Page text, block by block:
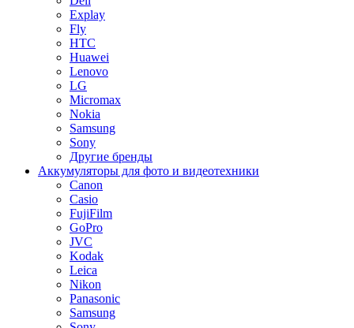
Explay
Fly
HTC
Huawei
Lenovo
LG
Micromax
Nokia
Samsung
Sony
Другие бренды
Аккумуляторы для фото и видеотехники
Canon
Casio
FujiFilm
GoPro
JVC
Kodak
Leica
Nikon
Panasonic
Samsung